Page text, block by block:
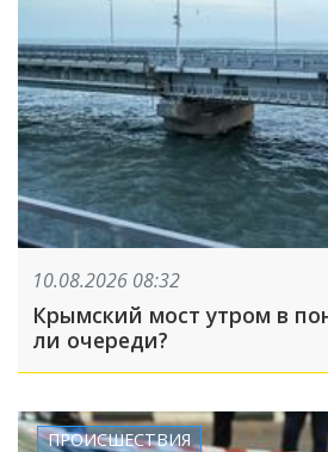
10.08.2026 08:32
Крымский мост утром в
ли очереди?
ПРОИСШЕСТВИЯ